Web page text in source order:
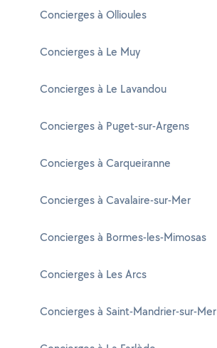
Concierges à Ollioules
Concierges à Le Muy
Concierges à Le Lavandou
Concierges à Puget-sur-Argens
Concierges à Carqueiranne
Concierges à Cavalaire-sur-Mer
Concierges à Bormes-les-Mimosas
Concierges à Les Arcs
Concierges à Saint-Mandrier-sur-Mer